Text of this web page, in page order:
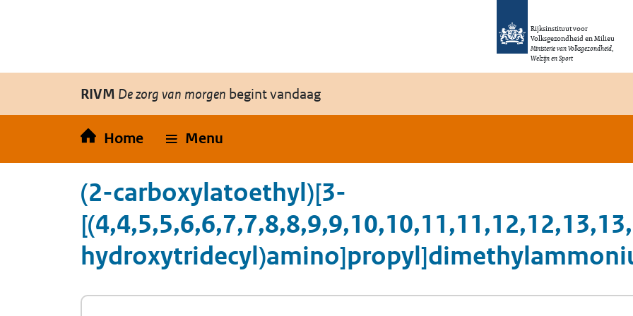
Rijksinstituut voor
Volksgezondheid en Milieu
Ministerie van Volksgezondheid,
Welzijn en Sport
RIVM De zorg van morgen begint vandaag
Home Menu
(2-carboxylatoethyl)[3-